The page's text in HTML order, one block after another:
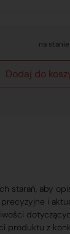
na stanie
Dodaj do
starań, aby
i
produktu z